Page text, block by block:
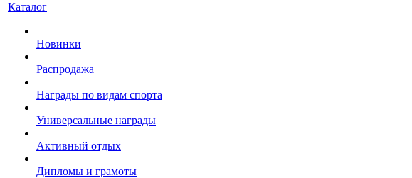
Каталог
Новинки
Распродажа
Награды по видам спорта
Универсальные награды
Активный отдых
Дипломы и грамоты